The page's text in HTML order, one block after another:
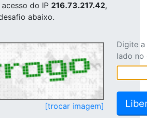
do IP 216.73.217.42,
abaixo.
[trocar imagem]
Digite
lado no